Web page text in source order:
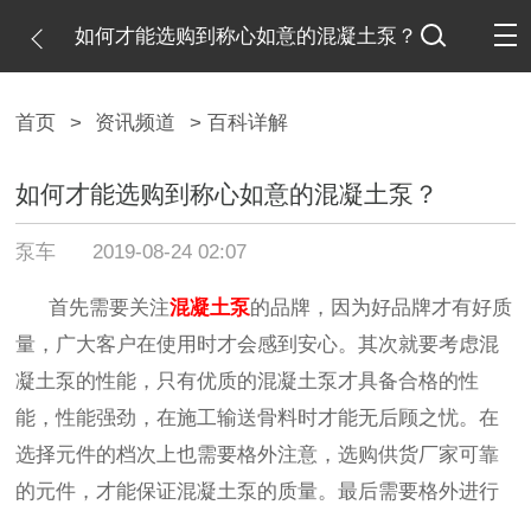
如何才能选购到称心如意的混凝土泵？
首页 > 资讯频道 > 百科详解
如何才能选购到称心如意的混凝土泵？
泵车 2019-08-24 02:07
首先需要关注混凝土泵的品牌，因为好品牌才有好质
量，广大客户在使用时才会感到安心。其次就要考虑混
凝土泵的性能，只有优质的混凝土泵才具备合格的性
能，性能强劲，在施工输送骨料时才能无后顾之忧。在
选择元件的档次上也需要格外注意，选购供货厂家可靠
的元件，才能保证混凝土泵的质量。最后需要格外进行